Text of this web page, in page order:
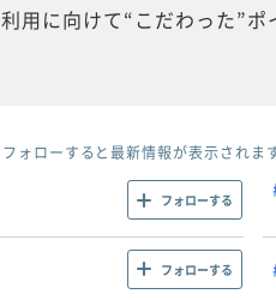
用に向けて“こだわった”ポ
ォローすると最新情報が表示されま
フォローする
フォローする